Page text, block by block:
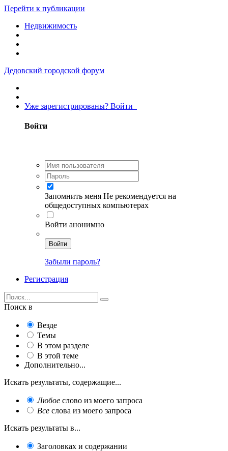
Перейти к публикации
Недвижимость
Дедовский городской форум
Уже зарегистрированы? Войти
Войти
Запомнить меня Не рекомендуется на
общедоступных компьютерах
Войти анонимно
Войти
Забыли пароль?
Регистрация
Поиск в
Везде
Темы
В этом разделе
В этой теме
Дополнительно...
Искать результаты, содержащие...
Любое слово из моего запроса
Все слова из моего запроса
Искать результаты в...
Заголовках и содержании